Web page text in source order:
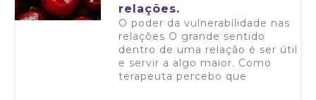
relações.
O poder da vulnerabilidade nas
relações O grande sentido
dentro de uma relação é ser útil
e servir a algo maior. Como
terapeuta percebo que